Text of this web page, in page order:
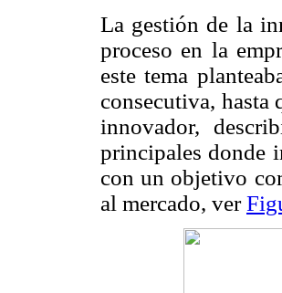
La gestión de la
proceso en la
este tema
consecutiva,
innovador,
principales donde
con un objetivo
al mercado, ver